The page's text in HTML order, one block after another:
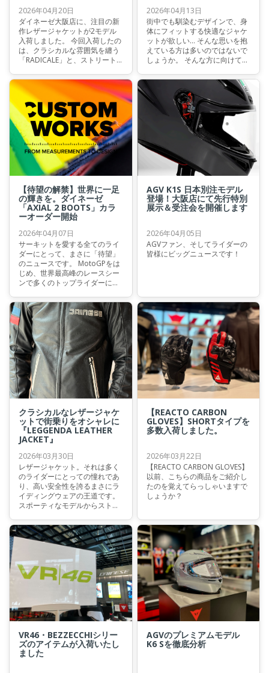
2026年04月20日
ダイネーゼ大阪店に、注目の新
作レザージャケットが2モデル
入荷しました。 今回入荷したの
は、クラシカルな雰囲気を纏う
「RADICALE」と、ストリート×
「VINTEDGE」。 同じレザージ
ャケットでありながら、方向性
の異なる2着が揃いました。
2026年04月13日
街中でも馴染むデザインで、身
体にフィットする快適なジャケ
ットが欲しい… そんな思いを抱
えている方は多いのではないで
しょうか。 そんな方に向けて、
設計されたアジアンフィットモ
デル、『ACCELERATA AIR TEX
JACKET ASIAN FIT』を徹底紹介
します。
【待望の解禁】世界に一足
の輝きを。ダイネーゼ
「AXIAL 2 BOOTS」カラ
ーオーダー開始
2026年04月07日
サーキットを愛する全てのライ
ダーにとって、まさに「待望」
のニュースです。 MotoGPをは
じめ、世界最高峰のレースシー
ンで多くのトップライダーに選
ラッグシップ・レーシングブー
ツ『AXIAL（アクシャル）』 そ
の最新モデルである『AXIAL 2
BOOTS』のカラーオーダー
（Custom Works）が、ついに
解禁となりました！
AGV K1S 日本別注モデル
登場！大阪店にて先行特別
展示＆受注会を開催します
2026年04月05日
AGVファン、そしてライダーの
皆様にビッグニュースです！
クラシカルなレザージャケ
ットで街乗りをオシャレに
『LEGGENDA LEATHER
JACKET』
2026年03月30日
レザージャケット。それは多く
のライダーにとっての憧れであ
り、高い安全性を誇るまさにラ
イディングウェアの王道です。
スポーティなモデルからストリ
ンは非常に豊富で、シーンや個
性に合わせた一着を選べるのも
魅力のひとつです。 本日はそん
なレザージャケットの中から、
先日大阪店にも入荷したクラシ
カルなヴィンテージスタイルが
特徴の『LEGGENDA LEATHER
JACKET』をご紹介いたします。
【REACTO CARBON
GLOVES】SHORTタイプを
多数入荷しました。
2026年03月22日
【REACTO CARBON GLOVES】
以前、こちらの商品をご紹介し
たのを覚えてらっしゃいますで
しょうか？
VR46・BEZZECCHIシリー
ズのアイテムが入荷いたし
ました
AGVのプレミアムモデル
K6 Sを徹底分析